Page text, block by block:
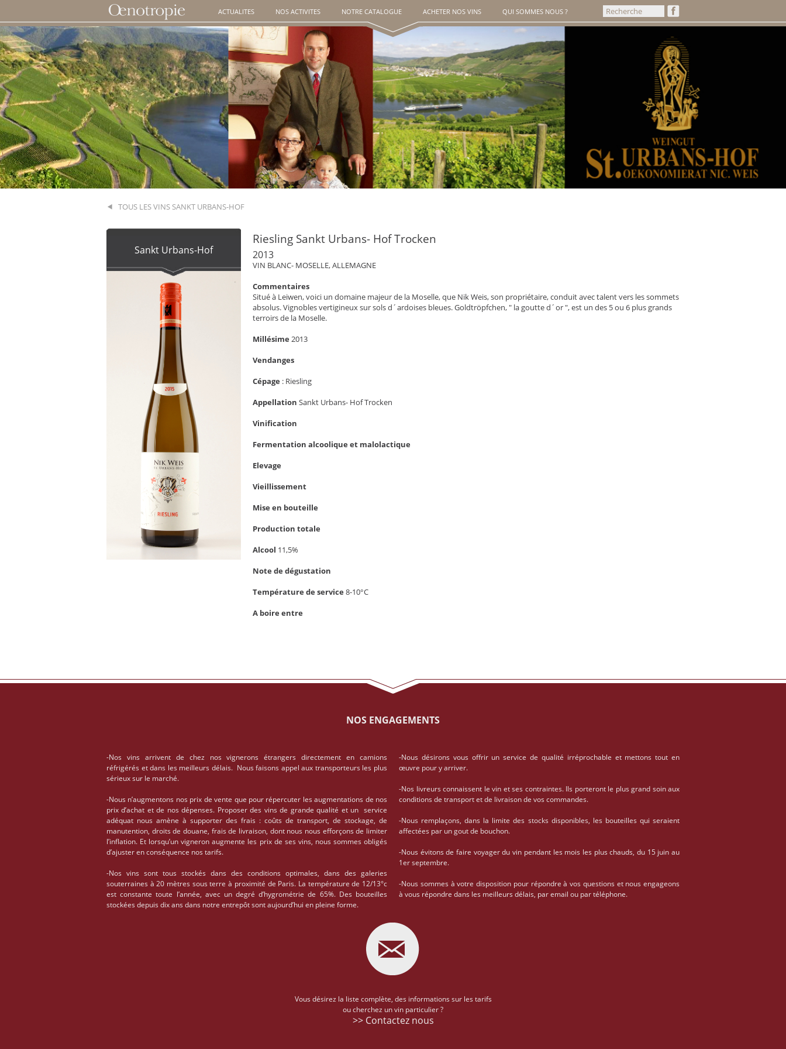
ACTUALITES NOS ACTIVITES NOTRE CATALOGUE ACHETER NOS VINS QUI SOMMES NOUS ?
TOUS LES VINS SANKT URBANS-HOF
Sankt Urbans-Hof
Riesling Sankt Urbans- Hof Trocken
2013
VIN BLANC- MOSELLE, ALLEMAGNE
Commentaires
Situé à Leiwen, voici un domaine majeur de la Moselle, que Nik Weis, son propriétaire, conduit avec talent vers les sommets
absolus. Vignobles vertigineux sur sols d´ardoises bleues. Goldtröpfchen, " la goutte d´or ", est un des 5 ou 6 plus grands
terroirs de la Moselle.
Millésime 2013
Vendanges
Cépage : Riesling
Appellation Sankt Urbans- Hof Trocken
Vinification
Fermentation alcoolique et malolactique
Elevage
Vieillissement
Mise en bouteille
Production totale
Alcool 11,5%
Note de dégustation
Température de service 8-10°C
A boire entre
NOS ENGAGEMENTS
-Nos vins arrivent de chez nos vignerons étrangers directement en camions
réfrigérés et dans les meilleurs délais. Nous faisons appel aux transporteurs les plus
sérieux sur le marché.
-Nous n’augmentons nos prix de vente que pour répercuter les augmentations de nos
prix d’achat et de nos dépenses. Proposer des vins de grande qualité et un service
adéquat nous amène à supporter des frais : coûts de transport, de stockage, de
manutention, droits de douane, frais de livraison, dont nous nous efforçons de limiter
l’inflation. Et lorsqu’un vigneron augmente les prix de ses vins, nous sommes obligés
d’ajuster en conséquence nos tarifs.
-Nos vins sont tous stockés dans des conditions optimales, dans des galeries
souterraines à 20 mètres sous terre à proximité de Paris. La température de 12/13°c
est constante toute l’année, avec un degré d’hygrométrie de 65%. Des bouteilles
stockées depuis dix ans dans notre entrepôt sont aujourd’hui en pleine forme.
-Nous désirons vous offrir un service de qualité irréprochable et mettons tout en
œuvre pour y arriver.
-Nos livreurs connaissent le vin et ses contraintes. Ils porteront le plus grand soin aux
conditions de transport et de livraison de vos commandes.
-Nous remplaçons, dans la limite des stocks disponibles, les bouteilles qui seraient
affectées par un gout de bouchon.
-Nous évitons de faire voyager du vin pendant les mois les plus chauds, du 15 juin au
1er septembre.
-Nous sommes à votre disposition pour répondre à vos questions et nous engageons
à vous répondre dans les meilleurs délais, par email ou par téléphone.
Vous désirez la liste complète, des informations sur les tarifs
ou cherchez un vin particulier ?
>> Contactez nous